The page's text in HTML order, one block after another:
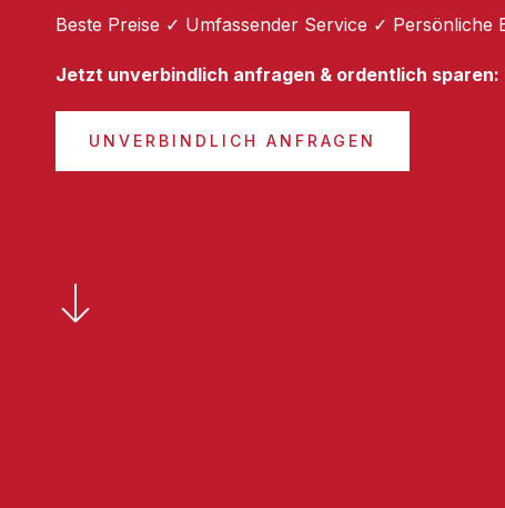
Beste Preise ✓ Umfassender Service ✓ Persönliche
Jetzt unverbindlich anfragen & ordentlich sparen:
UNVERBINDLICH ANFRAGEN